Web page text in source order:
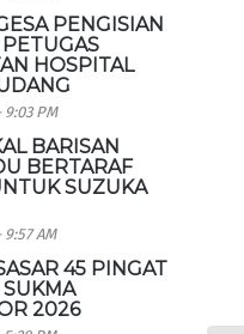
PENGISIAN
HOSPITAL
9:03 PM
BARISAN
BERTARAF
SUZUKA
9:57 AM
45 PINGAT
SUKMA
2026